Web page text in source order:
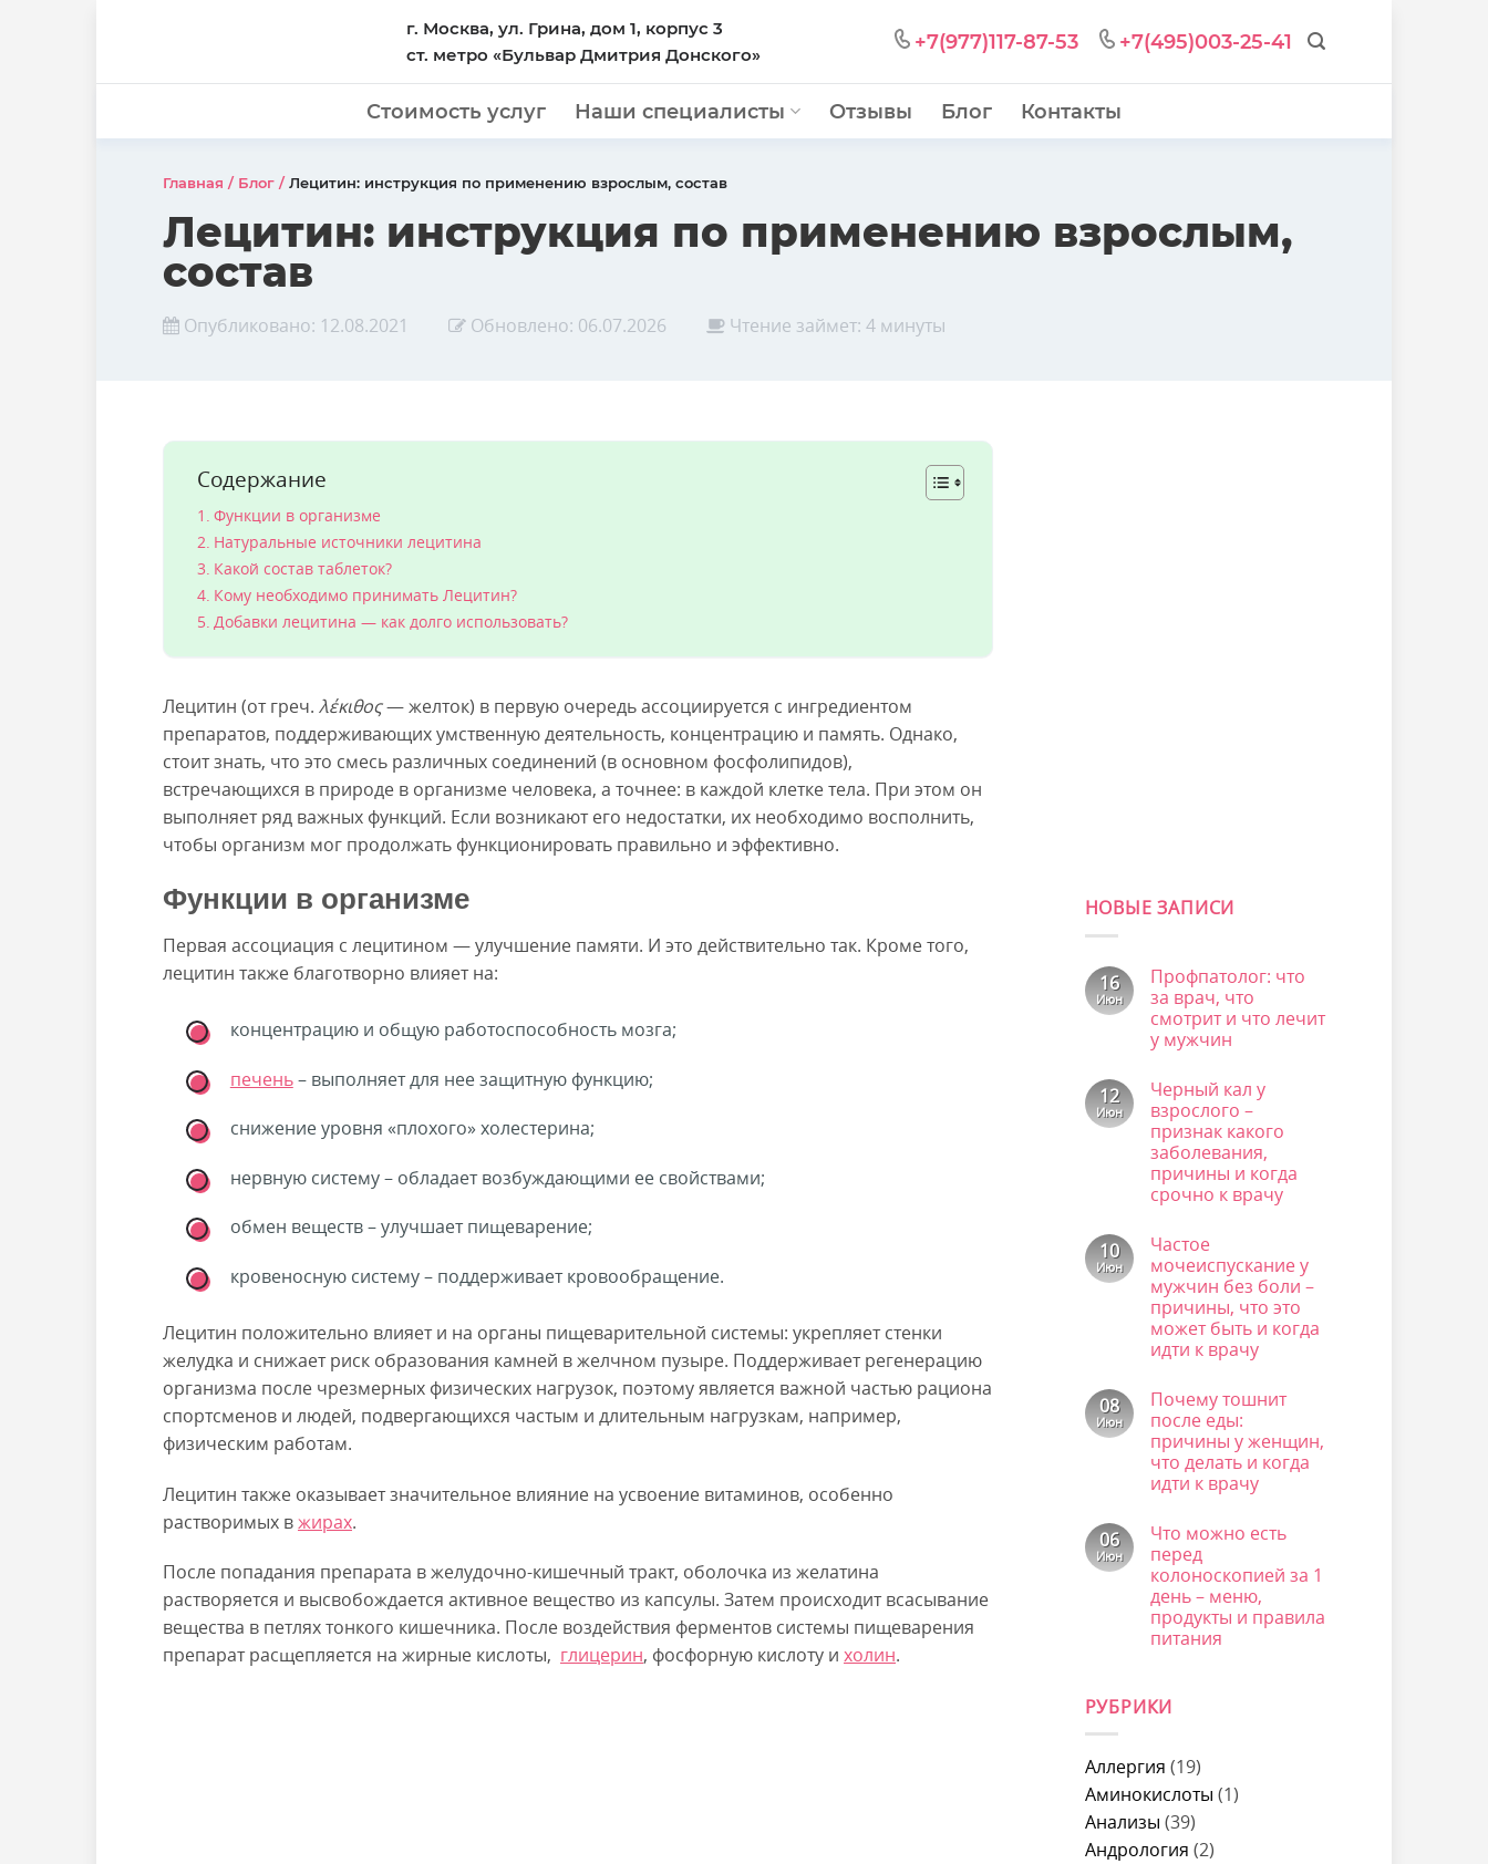
г. Москва, ул. Грина, дом 1, корпус 3
ст. метро «Бульвар Дмитрия Донского»
+7(977)117-87-53 +7(495)003-25-41
Стоимость услуг Наши специалисты Отзывы Блог Контакты
Главная / Блог /Лецитин: инструкция по применению взрослым, состав
Лецитин: инструкция по применению взрослым,
состав
Опубликовано: 12.08.2021 Обновлено: 06.07.2026 Чтение займет: 4 минуты
Содержание
Функции в организме
Натуральные источники лецитина
Какой состав таблеток?
Кому необходимо принимать Лецитин?
Добавки лецитина — как долго использовать?
Лецитин (от греч. λέκιθος— желток) в первую очередь ассоциируется с ингредиентом
препаратов, поддерживающих умственную деятельность, концентрацию и память. Однако,
стоит знать, что это смесь различных соединений (в основном фосфолипидов),
встречающихся в природе в организме человека, а точнее: в каждой клетке тела. При этом он
выполняет ряд важных функций. Если возникают его недостатки, их необходимо восполнить,
чтобы организм мог продолжать функционировать правильно и эффективно.
Функции в организме
Первая ассоциация с лецитином — улучшение памяти. И это действительно так. Кроме того,
лецитин также благотворно влияет на:
концентрацию и общую работоспособность мозга;
печень– выполняет для нее защитную функцию;
снижение уровня «плохого» холестерина;
нервную систему – обладает возбуждающими ее свойствами;
обмен веществ – улучшает пищеварение;
кровеносную систему – поддерживает кровообращение.
Лецитин положительно влияет и на органы пищеварительной системы: укрепляет стенки
желудка и снижает риск образования камней в желчном пузыре. Поддерживает регенерацию
организма после чрезмерных физических нагрузок, поэтому является важной частью рациона
спортсменов и людей, подвергающихся частым и длительным нагрузкам, например,
физическим работам.
Лецитин также оказывает значительное влияние на усвоение витаминов, особенно
растворимых вжирах.
После попадания препарата в желудочно-кишечный тракт, оболочка из желатина
растворяется и высвобождается активное вещество из капсулы. Затем происходит всасывание
вещества в петлях тонкого кишечника. После воздействия ферментов системы пищеварения
препарат расщепляется на жирные кислоты, глицерин, фосфорную кислоту и холин.
НОВЫЕ ЗАПИСИ
16
Июн
Профпатолог: что
за врач, что
смотрит и что лечит
у мужчин
записи
Профпатолог:
что
за
врач,
что
смотрит
и
что
у
мужчин
12
Июн
Черный кал у
взрослого –
признак какого
заболевания,
причины и когда
срочно к врачу
записи
Черный
кал
у
взрослого
–
признак
какого
заболевания,
и
когда
срочно
врачу
10
Июн
Частое
мочеиспускание у
мужчин без боли –
причины, что это
может быть и когда
идти к врачу
записи
Частое
мочеиспускание
у
мужчин
без
боли
что
это
может
быть
когда
идти
врачу
08
Июн
Почему тошнит
после еды:
причины у женщин,
что делать и когда
идти к врачу
записи
Почему
тошнит
после
еды:
причины
у
женщин,
что
идти
06
Июн
Что можно есть
перед
колоноскопией за 1
день – меню,
продукты и правила
питания
Что
можно
колоноскопией
за
1
день
–
меню,
продукты
РУБРИКИ
Аллергия (19)
Аминокислоты (1)
Анализы (39)
Андрология (2)